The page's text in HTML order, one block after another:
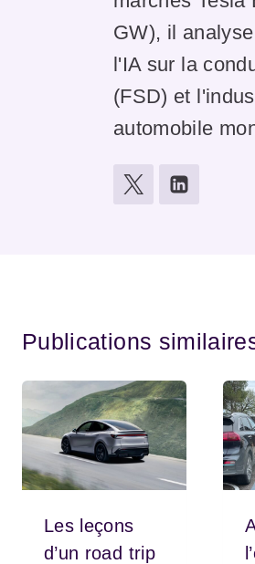
GW), il
l'IA sur la
(FSD) et
automobile
Publications
Les leçons
d’un road trip